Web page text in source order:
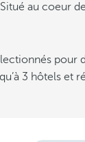
Situé au coeur
pour
3 hôtels et